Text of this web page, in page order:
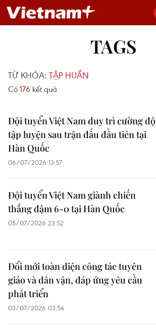
TAGS
TỪ KHÓA: TẬP HUẤN
Có 176 kết quả
Đội tuyển Việt Nam duy trì cường độ
tập luyện sau trận đấu đầu tiên tại
Hàn Quốc
06/07/2026 13:57
Đội tuyển Việt Nam giành chiến
thắng đậm 6-0 tại Hàn Quốc
05/07/2026 23:52
Đổi mới toàn diện công tác tuyên
giáo và dân vận, đáp ứng yêu cầu
phát triển
03/07/2026 03:54